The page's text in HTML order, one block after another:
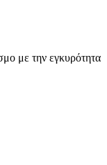
με την εγκυρότητα